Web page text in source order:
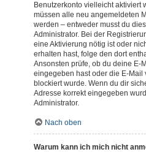
Benutzerkonto vielleicht aktiviert
müssen alle neu angemeldeten
werden – entweder musst du
Administrator. Bei der
eine Aktivierung nötig ist oder
erhalten hast, folge den dort
Ansonsten prüfe, ob du deine E-
eingegeben hast oder die E-Mail
blockiert wurde. Wenn du dir
Adresse korrekt eingegeben
Administrator.
Nach oben
Warum kann ich mich nicht